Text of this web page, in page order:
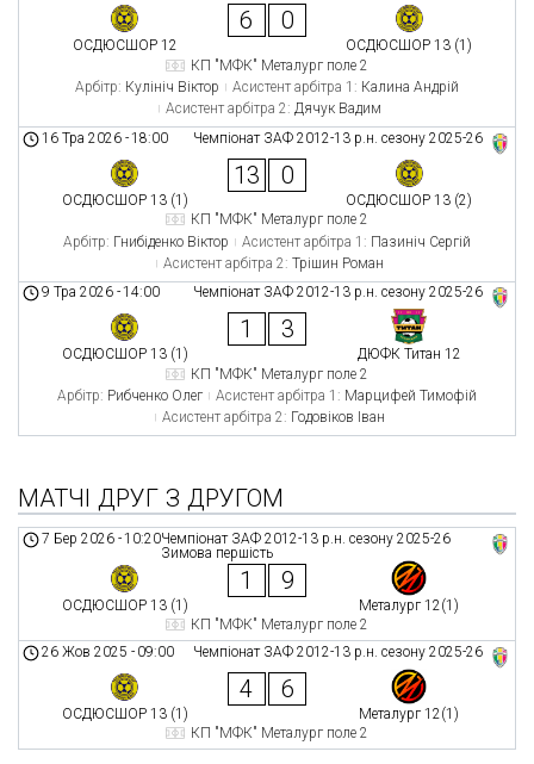
ОСДЮСШОР 12
6 0
ОСДЮСШОР 13 (1)
КП "МФК" Металург поле 2
Арбітр: Кулініч Віктор Асистент арбітра 1: Калина Андрій
Асистент арбітра 2: Дячук Вадим
Чемпіонат ЗАФ 2012-13 р.н. сезону 2025-26
16 Тра 2026 -18:00
ОСДЮСШОР 13 (1)
13 0
ОСДЮСШОР 13 (2)
КП "МФК" Металург поле 2
Арбітр: Гнибіденко Віктор Асистент арбітра 1: Пазиніч Сергій
Асистент арбітра 2: Трішин Роман
Чемпіонат ЗАФ 2012-13 р.н. сезону 2025-26
9 Тра 2026 -14:00
ОСДЮСШОР 13 (1)
1 3
ДЮФК Титан 12
КП "МФК" Металург поле 2
Арбітр: Рибченко Олег Асистент арбітра 1: Марцифей Тимофій
Асистент арбітра 2: Годовіков Іван
МАТЧІ ДРУГ З ДРУГОМ
Чемпіонат ЗАФ 2012-13 р.н. сезону 2025-26
Зимова першість
7 Бер 2026 -10:20
ОСДЮСШОР 13 (1)
1 9
Металург 12(1)
КП "МФК" Металург поле 2
Чемпіонат ЗАФ 2012-13 р.н. сезону 2025-26
26 Жов 2025 - 09:00
ОСДЮСШОР 13 (1)
4 6
Металург 12(1)
КП "МФК" Металург поле 2